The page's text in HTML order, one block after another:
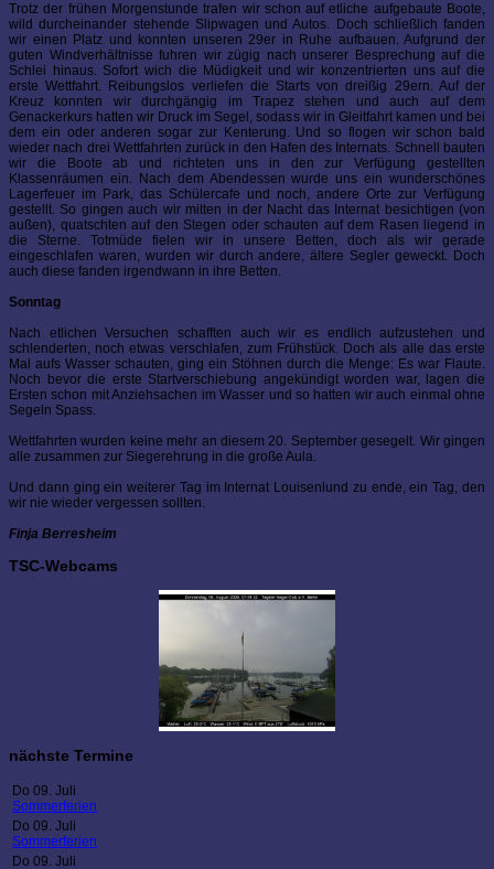
Trotz der frühen Morgenstunde trafen wir schon auf etliche aufgebaute Boote,
wild durcheinander stehende Slipwagen und Autos. Doch schließlich fanden
wir einen Platz und konnten unseren 29er in Ruhe aufbauen. Aufgrund der
guten Windverhältnisse fuhren wir zügig nach unserer Besprechung auf die
Schlei hinaus. Sofort wich die Müdigkeit und wir konzentrierten uns auf die
erste Wettfahrt. Reibungslos verliefen die Starts von dreißig 29ern. Auf der
Kreuz konnten wir durchgängig im Trapez stehen und auch auf dem
Genackerkurs hatten wir Druck im Segel, sodass wir in Gleitfahrt kamen und bei
dem ein oder anderen sogar zur Kenterung. Und so flogen wir schon bald
wieder nach drei Wettfahrten zurück in den Hafen des Internats. Schnell bauten
wir die Boote ab und richteten uns in den zur Verfügung gestellten
Klassenräumen ein. Nach dem Abendessen wurde uns ein wunderschönes
Lagerfeuer im Park, das Schülercafe und noch, andere Orte zur Verfügung
gestellt. So gingen auch wir mitten in der Nacht das Internat besichtigen (von
außen), quatschten auf den Stegen oder schauten auf dem Rasen liegend in
die Sterne. Totmüde fielen wir in unsere Betten, doch als wir gerade
eingeschlafen waren, wurden wir durch andere, ältere Segler geweckt. Doch
auch diese fanden irgendwann in ihre Betten.
Sonntag
Nach etlichen Versuchen schafften auch wir es endlich aufzustehen und
schlenderten, noch etwas verschlafen, zum Frühstück. Doch als alle das erste
Mal aufs Wasser schauten, ging ein Stöhnen durch die Menge: Es war Flaute.
Noch bevor die erste Startverschiebung angekündigt worden war, lagen die
Ersten schon mit Anziehsachen im Wasser und so hatten wir auch einmal ohne
Segeln Spass.
Wettfahrten wurden keine mehr an diesem 20. September gesegelt. Wir gingen
alle zusammen zur Siegerehrung in die große Aula.
Und dann ging ein weiterer Tag im Internat Louisenlund zu ende, ein Tag, den
wir nie wieder vergessen sollten.
Finja Berresheim
TSC-Webcams
nächste Termine
Do 09. Juli
Sommerferien
Do 09. Juli
Sommerferien
Do 09. Juli